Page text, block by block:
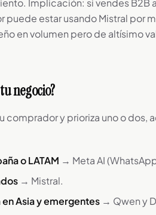
estar usando Mistral por
en volumen pero de altísimo
negocio?
y prioriza uno o dos,
o LATAM → Meta AI
→ Mistral.
Asia y emergentes → Qwen y